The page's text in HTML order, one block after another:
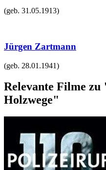
(geb. 31.05.1913)
Jürgen Zartmann
(geb. 28.01.1941)
Relevante Filme
Holzwege"